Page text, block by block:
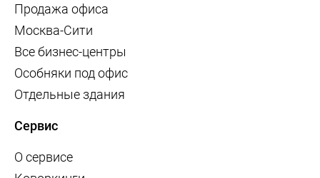
Продажа офиса
Москва-Сити
Все бизнес-центры
Особняки под офис
Отдельные здания
Сервис
О сервисе